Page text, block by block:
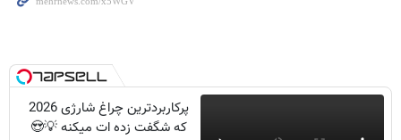
پرکاربردترین چراغ شارژی 2026
که شگفت زده ات میکنه 💡😍